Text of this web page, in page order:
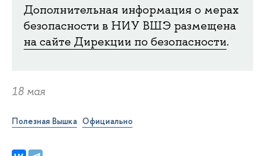
Дополнительная информация о мерах
безопасности в НИУ ВШЭ размещена
на сайте Дирекции по безопасности.
18 мая
Полезная Вышка Официально